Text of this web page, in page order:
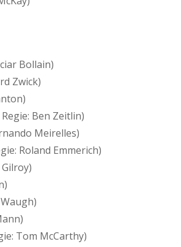
Bollain)
Zwick)
Regie: Ben Zeitlin)
Meirelles)
Roland Emmerich)
Tom McCarthy)